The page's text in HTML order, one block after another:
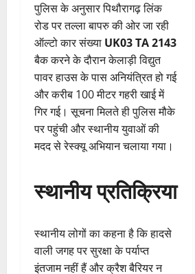
पुलिस के अनुसार पिथौरागढ़ लिंक
रोड पर तल्ला बापरु की ओर जा रही
ऑल्टो कार संख्या UK03 TA 2143
बैक करने के दौरान केलाड़ी विद्युत
पावर हाउस के पास अनियंत्रित हो गई
और करीब 100 मीटर गहरी खाई में
गिर गई। सूचना मिलते ही पुलिस मौके
पर पहुंची और स्थानीय युवाओं की
मदद से रेस्क्यू अभियान चलाया गया।
स्थानीय प्रतिक्रिया
स्थानीय लोगों का कहना है कि हादसे
वाली जगह पर सुरक्षा के पर्याप्त
इंतजाम नहीं हैं और क्रैश बैरियर न